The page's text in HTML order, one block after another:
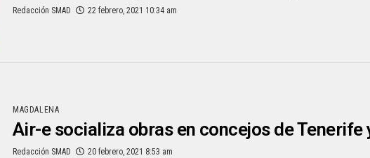
Redacción SMAD 22 febrero, 2021 10:34 am
MAGDALENA
Air-e socializa obras en concejos de Tenerife
Redacción SMAD 20 febrero, 2021 8:53 am